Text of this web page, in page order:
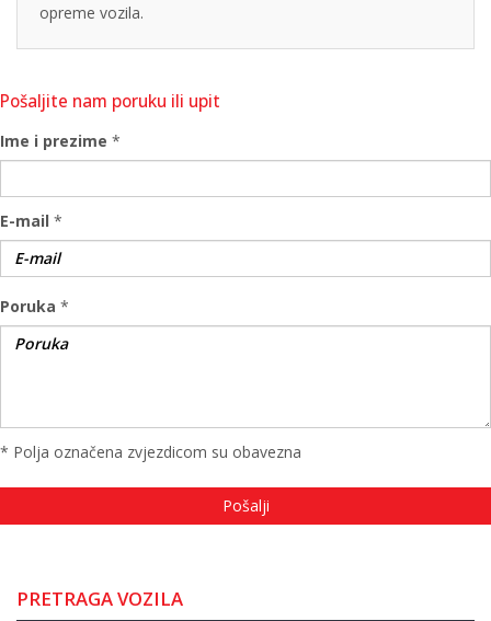
opreme vozila.
Pošaljite nam poruku ili upit
Ime i prezime *
E-mail *
Poruka *
* Polja označena zvjezdicom su obavezna
PRETRAGA VOZILA